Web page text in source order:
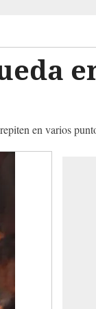
en varios